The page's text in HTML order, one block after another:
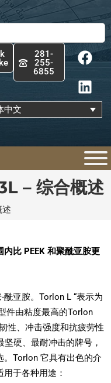
281-
255-
6855
F
a
c
e
b
o
k
L
i
n
k
e
d
n
中文
– 综合概述
述
比 PEEK 和聚酰亚胺更
亚胺。Torlon L “表示为
件由粘度最高的Torlon
性、冲击强度和抗疲劳性
硬、最耐冲击的牌号，
。Torlon 它具有出色的介
于各种用途：